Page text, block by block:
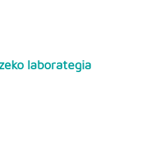
laborategia